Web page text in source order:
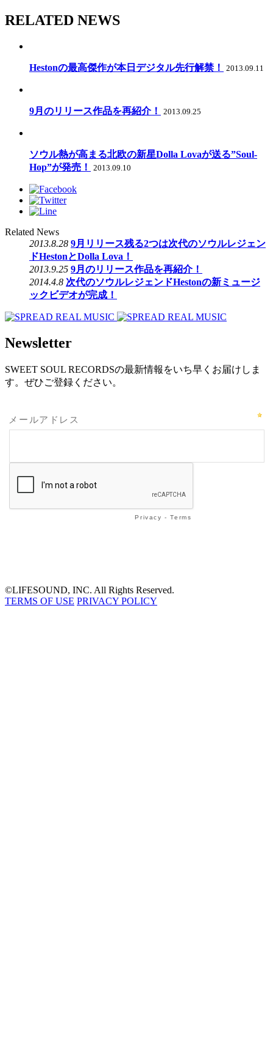
RELATED NEWS
Hestonの最高傑作が本日デジタル先行解禁！ 2013.09.11
9月のリリース作品を再紹介！ 2013.09.25
ソウル熱が高まる北欧の新星Dolla Lovaが送る”Soul-
Hop”が発売！
2013.09.10
Related News
2013.8.28 9月リリース残る2つは次代のソウルレジェン
ドHestonとDolla Lova！
2013.9.25 9月のリリース作品を再紹介！
2014.4.8 次代のソウルレジェンドHestonの新ミュージ
ックビデオが完成！
Newsletter
SWEET SOUL RECORDSの最新情報をいち早くお届けしま
す。ぜひご登録ください。
©LIFESOUND, INC. All Rights Reserved.
TERMS OF USE PRIVACY POLICY